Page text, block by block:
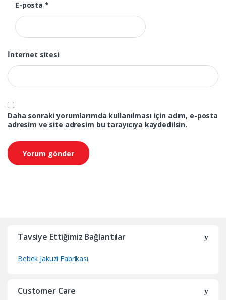
E-posta *
İnternet sitesi
Daha sonraki yorumlarımda kullanılması için adım, e-posta
adresim ve site adresim bu tarayıcıya kaydedilsin.
Tavsiye Ettiğimiz Bağlantılar
Bebek Jakuzi Fabrikası
Customer Care